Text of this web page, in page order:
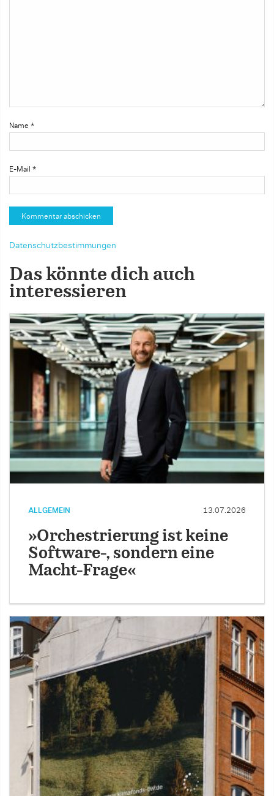
Name *
E-Mail *
Datenschutzbestimmungen
Das könnte dich auch
interessieren
ALLGEMEIN 13.07.2026
»Orchestrierung ist keine
Software-, sondern eine
Macht-Frage«